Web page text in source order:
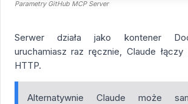
Parametry GitHub MCP Server
Serwer działa jako kontener
uruchamiasz raz ręcznie, Claude
HTTP.
Alternatywnie Claude może